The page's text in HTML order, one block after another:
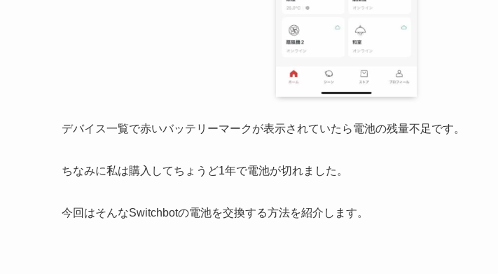
デバイス一覧で赤いバッテリーマークが表示されていたら電池の残量不足です。
ちなみに私は購入してちょうど1年で電池が切れました。
今回はそんなSwitchbotの電池を交換する方法を紹介します。